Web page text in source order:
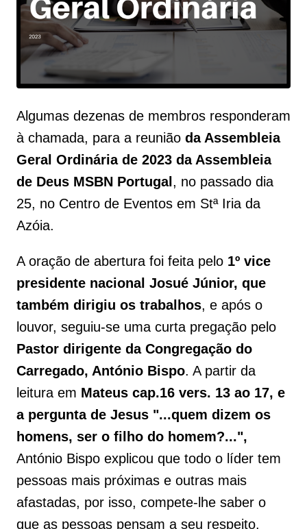
Algumas dezenas de membros responderam
à chamada, para a reunião da Assembleia
Geral Ordinária de 2023 da Assembleia
de Deus MSBN Portugal , no passado dia
25, no Centro de Eventos em Stª Iria da
Azóia.
A oração de abertura foi feita pelo 1º vice
presidente nacional Josué Júnior, que
também dirigiu os trabalhos, e após o
louvor, seguiu-se uma curta pregação pelo
Pastor dirigente da Congregação do
Carregado, António Bispo. A partir da
leitura em Mateus cap.16 vers. 13 ao 17, e
a pergunta de Jesus "...quem dizem os
homens, ser o filho do homem?...",
António Bispo explicou que todo o líder tem
pessoas mais próximas e outras mais
afastadas, por isso, compete-lhe saber o
que as pessoas pensam a seu respeito.